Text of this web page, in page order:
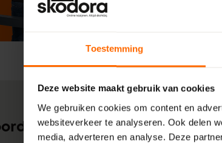
Toestemming
Deze website maakt gebruik van cookies
We gebruiken cookies om content en
websiteverkeer te analyseren. Ook delen
media, adverteren en analyse. Deze
van kunststof